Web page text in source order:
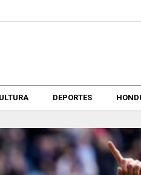
DEPORTES